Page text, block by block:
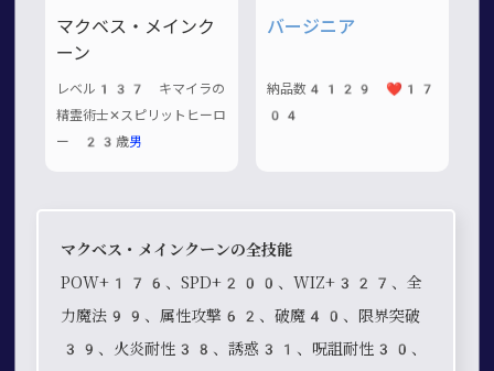
マクベス・メインク
ーン
レベル137 キマイラの
精霊術士✕スピリットヒーロ
ー 23歳男
バージニア
納品数4129 ❤️17
04
マクベス・メインクーンの全技能
POW+176、SPD+200、WIZ+327、全
力魔法99、属性攻撃62、破魔40、限界突破
39、火炎耐性38、誘惑31、呪詛耐性30、